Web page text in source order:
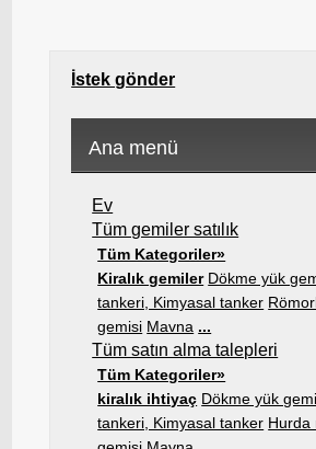
İstek gönder
Ana menü
Ev
Tüm gemiler satılık
Tüm Kategoriler»
Kiralık gemiler Dökme yük
tankeri, Kimyasal tanker
gemisi Mavna ...
Tüm satın alma talepleri
Tüm Kategoriler»
kiralık ihtiyaç Dökme yük
tankeri, Kimyasal tanker Hurda